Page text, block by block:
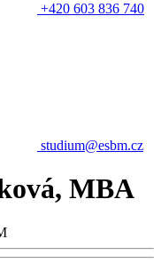
+420 603 836 740
studium@esbm.cz
MBA